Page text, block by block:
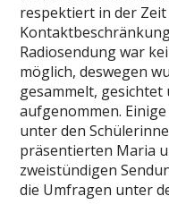
respektiert in der
Radiosendung war
möglich, deswegen
gesammelt, gesichtet
aufgenommen.
unter den
präsentierten Maria
zweistündigen
die Umfragen unter